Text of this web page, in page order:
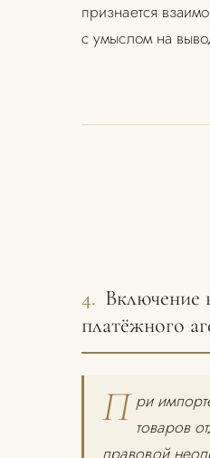
признается
с умыслом на
4. Включение
платёжного
П ри
товаров